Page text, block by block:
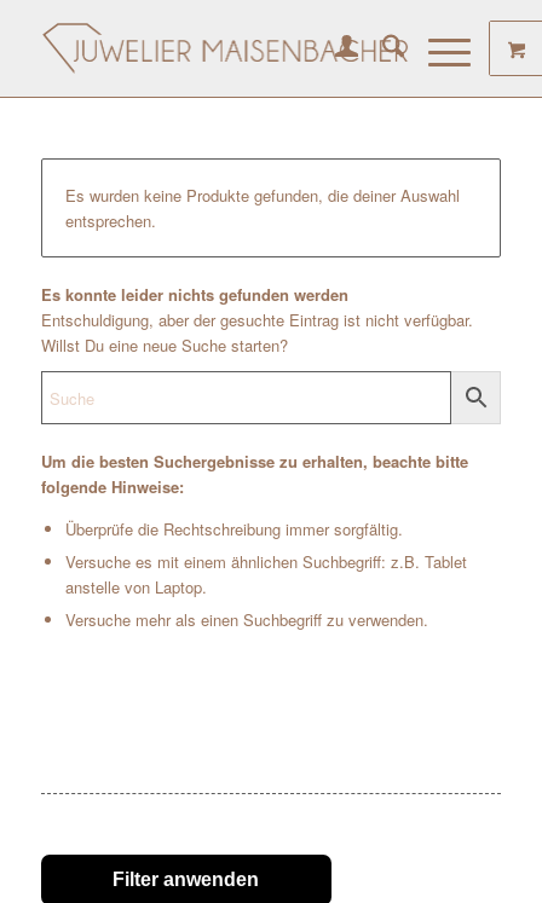
Es wurden keine Produkte gefunden, die deiner Auswahl
entsprechen.
Es konnte leider nichts gefunden werden
Entschuldigung, aber der gesuchte Eintrag ist nicht verfügbar.
Willst Du eine neue Suche starten?
Um die besten Suchergebnisse zu erhalten, beachte bitte
folgende Hinweise:
Überprüfe die Rechtschreibung immer sorgfältig.
Versuche es mit einem ähnlichen Suchbegriff: z.B. Tablet
anstelle von Laptop.
Versuche mehr als einen Suchbegriff zu verwenden.
Filter anwenden